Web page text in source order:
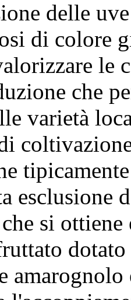
delle
di colore
le
che
varietà
esclusione
si ottiene
amarognolo